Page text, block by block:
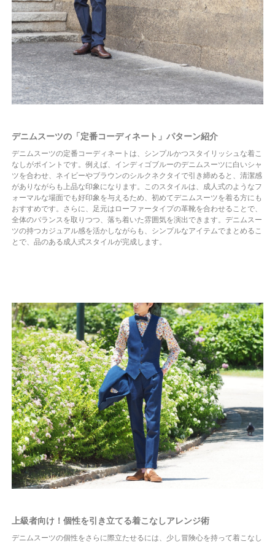
デニムスーツの「定番コーディネート」パターン紹介
デニムスーツの定番コーディネートは、シンプルかつスタイリッシュな着こ
なしがポイントです。例えば、インディゴブルーのデニムスーツに白いシャ
ツを合わせ、ネイビーやブラウンのシルクネクタイで引き締めると、清潔感
がありながらも上品な印象になります。このスタイルは、成人式のようなフ
ォーマルな場面でも好印象を与えるため、初めてデニムスーツを着る方にも
おすすめです。さらに、足元はローファータイプの革靴を合わせることで、
全体のバランスを取りつつ、落ち着いた雰囲気を演出できます。デニムスー
ツの持つカジュアル感を活かしながらも、シンプルなアイテムでまとめるこ
とで、品のある成人式スタイルが完成します。
上級者向け！個性を引き立てる着こなしアレンジ術
デニムスーツの個性をさらに際立たせるには、少し冒険心を持って着こなし